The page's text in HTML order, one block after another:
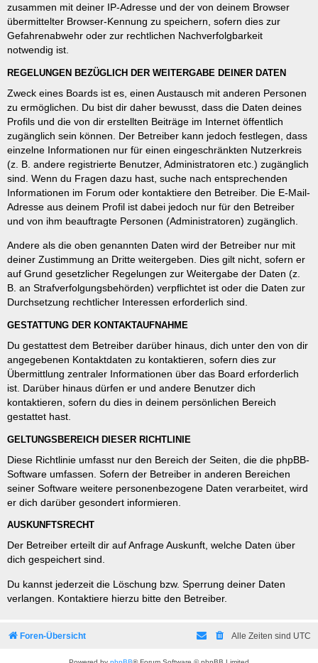
zusammen mit deiner IP-Adresse und der von deinem Browser
übermittelter Browser-Kennung zu speichern, sofern dies zur
Gefahrenabwehr oder zur rechtlichen Nachverfolgbarkeit
notwendig ist.
REGELUNGEN BEZÜGLICH DER WEITERGABE DEINER DATEN
Zweck eines Boards ist es, einen Austausch mit anderen Personen
zu ermöglichen. Du bist dir daher bewusst, dass die Daten deines
Profils und die von dir erstellten Beiträge im Internet öffentlich
zugänglich sein können. Der Betreiber kann jedoch festlegen, dass
einzelne Informationen nur für einen eingeschränkten Nutzerkreis
(z. B. andere registrierte Benutzer, Administratoren etc.) zugänglich
sind. Wenn du Fragen dazu hast, suche nach entsprechenden
Informationen im Forum oder kontaktiere den Betreiber. Die E-Mail-
Adresse aus deinem Profil ist dabei jedoch nur für den Betreiber
und von ihm beauftragte Personen (Administratoren) zugänglich.
Andere als die oben genannten Daten wird der Betreiber nur mit
deiner Zustimmung an Dritte weitergeben. Dies gilt nicht, sofern er
auf Grund gesetzlicher Regelungen zur Weitergabe der Daten (z.
B. an Strafverfolgungsbehörden) verpflichtet ist oder die Daten zur
Durchsetzung rechtlicher Interessen erforderlich sind.
GESTATTUNG DER KONTAKTAUFNAHME
Du gestattest dem Betreiber darüber hinaus, dich unter den von dir
angegebenen Kontaktdaten zu kontaktieren, sofern dies zur
Übermittlung zentraler Informationen über das Board erforderlich
ist. Darüber hinaus dürfen er und andere Benutzer dich
kontaktieren, sofern du dies in deinem persönlichen Bereich
gestattet hast.
GELTUNGSBEREICH DIESER RICHTLINIE
Diese Richtlinie umfasst nur den Bereich der Seiten, die die phpBB-
Software umfassen. Sofern der Betreiber in anderen Bereichen
seiner Software weitere personenbezogene Daten verarbeitet, wird
er dich darüber gesondert informieren.
AUSKUNFTSRECHT
Der Betreiber erteilt dir auf Anfrage Auskunft, welche Daten über
dich gespeichert sind.
Du kannst jederzeit die Löschung bzw. Sperrung deiner Daten
verlangen. Kontaktiere hierzu bitte den Betreiber.
Foren-Übersicht Alle Zeiten sind UTC